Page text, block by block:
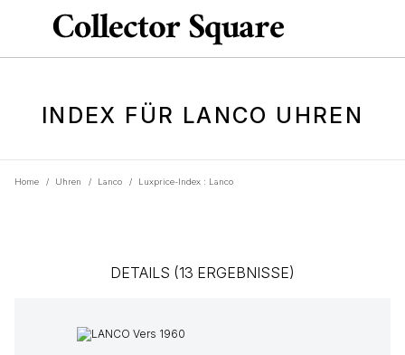
INDEX FÜR LANCO UHREN
Home / Uhren / Lanco / Luxprice-Index : Lanco
DETAILS (13 ERGEBNISSE)